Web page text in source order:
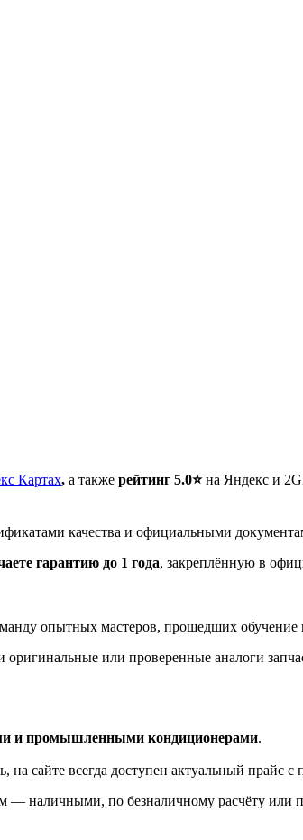
Картах, а также рейтинг 5.0⭐️на Яндекс и
качества и официальными
гарантию до 1 года, закреплённую в
опытных мастеров, прошедших
или проверенные аналоги
и промышленными кондиционерами.
на сайте всегда доступен актуальный прайс
наличными, по безналичному расчёту или